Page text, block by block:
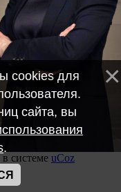
системе uCoz
cookies для
сайта, вы
.